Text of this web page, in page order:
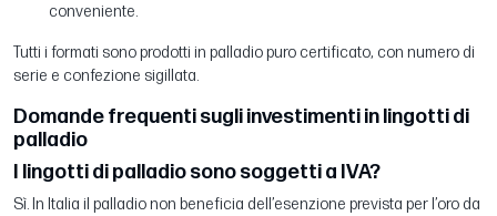
conveniente.
Tutti i formati sono prodotti in palladio puro certificato, con numero di
serie e confezione sigillata.
Domande frequenti sugli investimenti in lingotti di
palladio
I lingotti di palladio sono soggetti a IVA?
Sì. In Italia il palladio non beneficia dell’esenzione prevista per l’oro da